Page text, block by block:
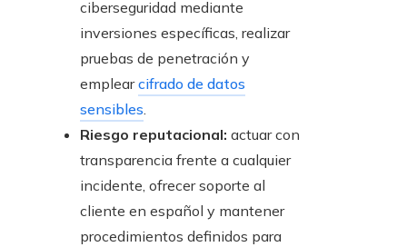
ciberseguridad mediante
inversiones específicas, realizar
pruebas de penetración y
emplearcifrado de datos
sensibles.
Riesgo reputacional: actuar con
transparencia frente a cualquier
incidente, ofrecer soporte al
cliente en español y mantener
procedimientos definidos para